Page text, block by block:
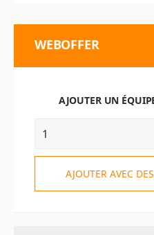
WEBOFFER
AJOUTER UN
AJOUTER AVEC